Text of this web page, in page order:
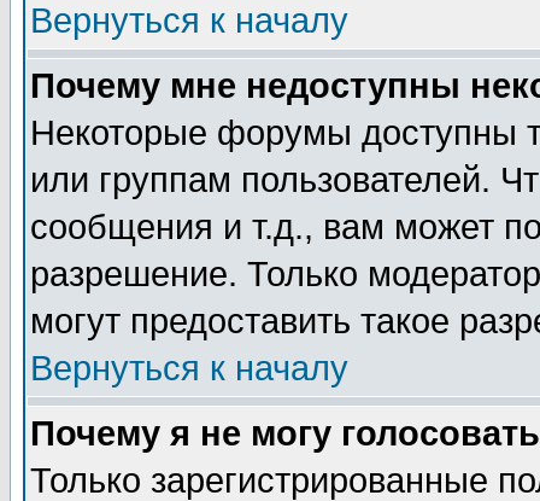
Вернуться к началу
Почему мне недоступны
Некоторые форумы доступны
или группам пользователей.
сообщения и т.д., вам может
разрешение. Только
могут предоставить такое
Вернуться к началу
Почему я не могу
Только зарегистрированные